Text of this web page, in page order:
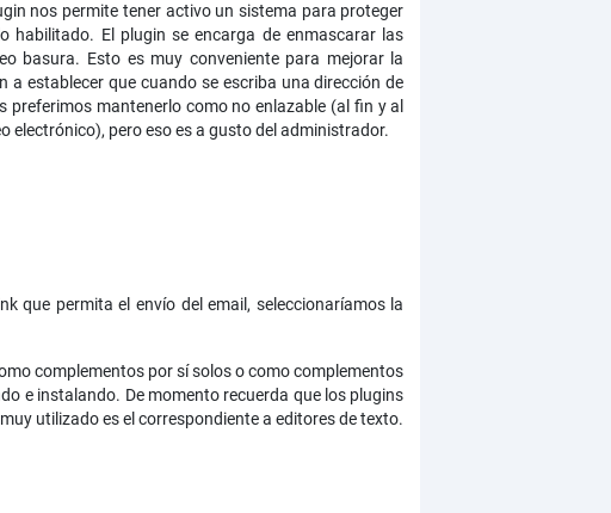
nos permite tener activo un sistema para proteger
habilitado. El plugin se encarga de enmascarar las
basura. Esto es muy conveniente para mejorar la
establecer que cuando se escriba una dirección de
mantenerlo como no enlazable (al fin y al
electrónico), pero eso es a gusto del administrador.
que permita el envío del email, seleccionaríamos la
complementos por sí solos o como complementos
e instalando. De momento recuerda que los plugins
utilizado es el correspondiente a editores de texto.